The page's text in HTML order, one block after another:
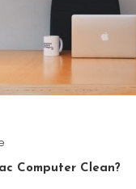
Computer Clean?